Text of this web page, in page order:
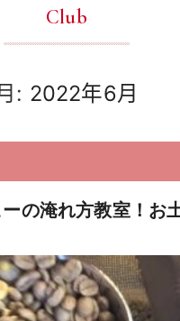
Club
: 2022年6月
の淹れ方教室！お